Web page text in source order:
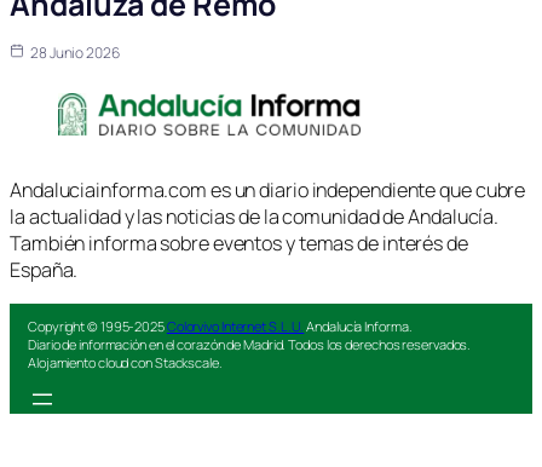
28 Junio 2026
Andaluciainforma.com es un diario independiente que cubre
la actualidad y las noticias de la comunidad de Andalucía.
También informa sobre eventos y temas de interés de
España.
Copyright © 1995-2025Colorvivo Internet S.L.U. Andalucía Informa.
Diario de información en el corazón de Madrid. Todos los derechos reservados.
Alojamiento cloud con Stackscale.